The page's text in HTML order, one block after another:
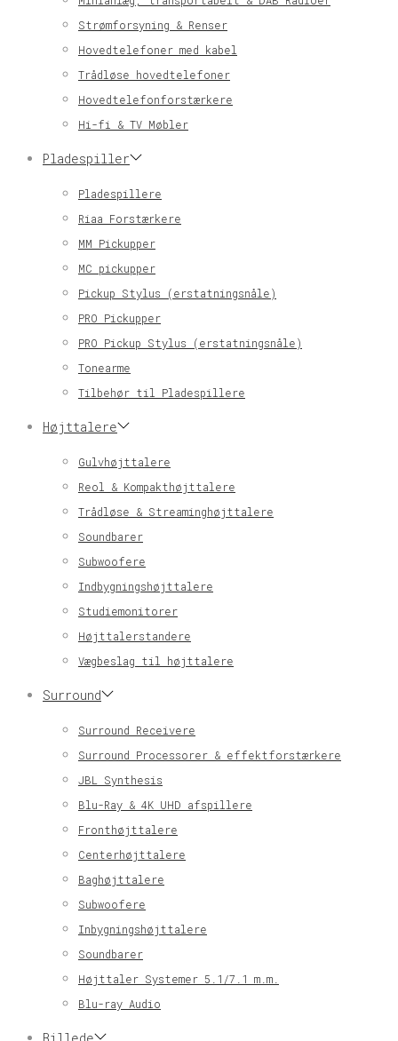
Strømforsyning & Renser
Hovedtelefoner med kabel
Trådløse hovedtelefoner
Hovedtelefonforstærkere
Hi-fi & TV Møbler
Pladespiller
Pladespillere
Riaa Forstærkere
MM Pickupper
MC pickupper
Pickup Stylus (erstatningsnåle)
PRO Pickupper
PRO Pickup Stylus (erstatningsnåle)
Tonearme
Tilbehør til Pladespillere
Højttalere
Gulvhøjttalere
Reol & Kompakthøjttalere
Trådløse & Streaminghøjttalere
Soundbarer
Subwoofere
Indbygningshøjttalere
Studiemonitorer
Højttalerstandere
Vægbeslag til højttalere
Surround
Surround Receivere
Surround Processorer & effektforstærkere
JBL Synthesis
Blu-Ray & 4K UHD afspillere
Fronthøjttalere
Centerhøjttalere
Baghøjttalere
Subwoofere
Inbygningshøjttalere
Soundbarer
Højttaler Systemer 5.1/7.1 m.m.
Blu-ray Audio